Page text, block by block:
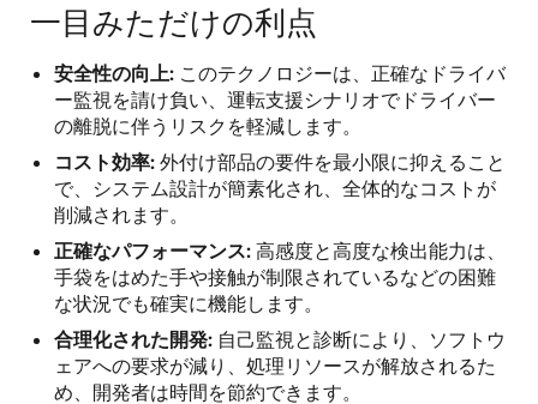
一目みただけの利点
安全性の向上: このテクノロジーは、正確なドライバ
ー監視を請け負い、運転支援シナリオでドライバー
の離脱に伴うリスクを軽減します。
コスト効率:外付け部品の要件を最小限に抑えること
で、システム設計が簡素化され、全体的なコストが
削減されます。
正確なパフォーマンス:高感度と高度な検出能力は、
手袋をはめた手や接触が制限されているなどの困難
な状況でも確実に機能します。
合理化された開発: 自己監視と診断により、ソフトウ
ェアへの要求が減り、処理リソースが解放されるた
め、開発者は時間を節約できます。